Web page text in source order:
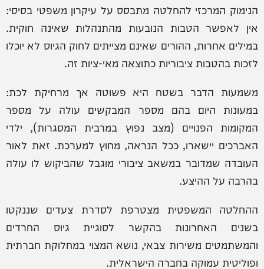
הנימוק המרכזי להחלטה מתבסס על עיקרון משפטי בסיסי:
אין לאפשר הטבות הנובעות מהתנהלות שאינה חוקית.
במילים אחרות, ההורים שאינם מצייתים לחוק הגיוס לא יוכלו
לזכות בהטבות ציבוריות כתוצאה מאי-ציות זה.
משמעות הדבר בשטח היא פשוטה אך מרחיקת לכת:
במעונות היום בהם מספר המבקשים עולה על מספר
המקומות הפנויים (מצב נפוץ במרבית המסגרות), ילדי
האברכים יישארו, ככל הנראה, מחוץ למערכת. זאת לאור
העובדה שמדובר במשאב ציבורי מוגבל שהביקוש לו עולה
בהרבה על ההיצע.
ההחלטה המשפטית מצטרפת לסדרת צעדים שננקטו
בשנים האחרונות בהקשר לסוגיית גיוס החרדים
והמשתמטים משירות צבאי, נושא המצוי במחלוקת חברתית
ופוליטית עמוקה בחברה הישראלית.